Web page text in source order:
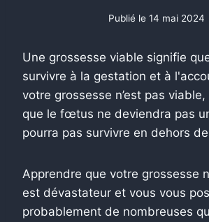
Publié le 14 mai 2024
Une grossesse viable signifie
survivre à la gestation et à
votre grossesse n’est pas
que le fœtus ne deviendra pas
pourra pas survivre en dehors de
Apprendre que votre grossesse
est dévastateur et vous vous
probablement de nombreuses